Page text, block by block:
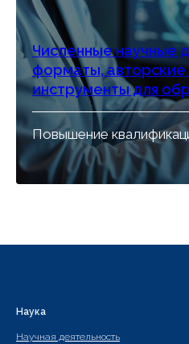
Численные научные
форматы, авторские
инструменты для
Повышение
Наука
Научная деятельность